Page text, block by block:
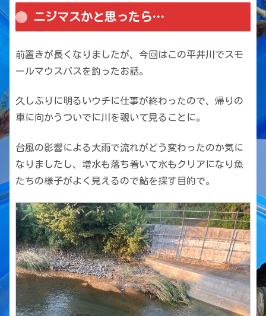
ニジマスかと思ったら…
前置きが長くなりましたが、今回はこの平井川でスモ
ールマウスバスを釣ったお話。
久しぶりに明るいウチに仕事が終わったので、帰りの
車に向かうついでに川を覗いて見ることに。
台風の影響による大雨で流れがどう変わったのか気に
なりましたし、増水も落ち着いて水もクリアになり魚
たちの様子がよく見えるので鮎を探す目的で。